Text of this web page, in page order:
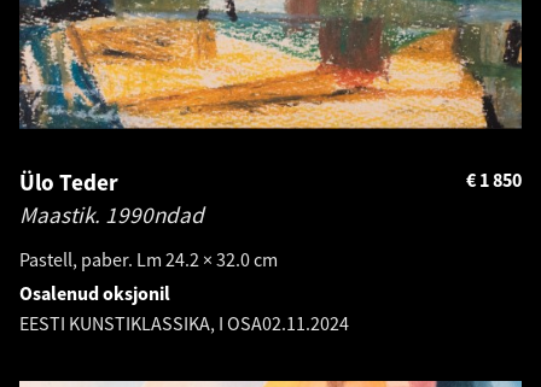
Ülo Teder
Maastik. 1990ndad
Pastell, paber. Lm 24.2 × 32.0 cm
1 850
€
Osalenud oksjonil
EESTI KUNSTIKLASSIKA, I OSA02.11.2024